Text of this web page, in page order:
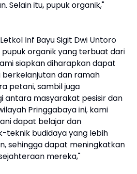
Selain itu, pupuk organik,"
Inf Bayu Sigit Dwi Untoro
organik yang terbuat dari
siapkan diharapkan dapat
berkelanjutan dan ramah
petani, sambil juga
antara masyarakat pesisir dan
Pringgabaya ini, kami
dapat belajar dan
teknik budidaya yang lebih
sehingga dapat meningkatkan
mereka,"